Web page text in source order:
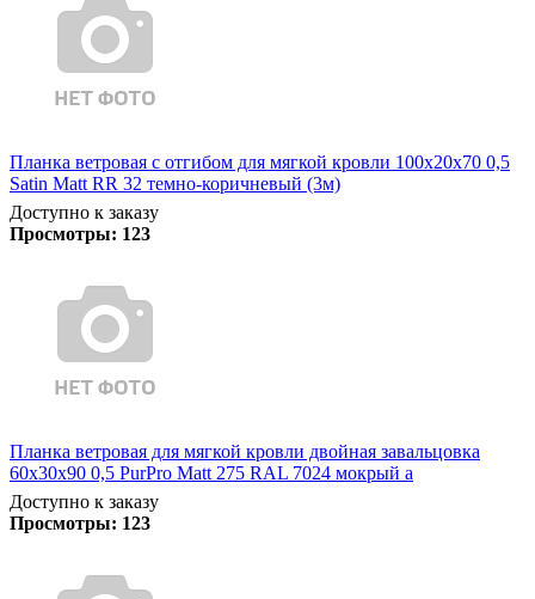
Планка ветровая с отгибом для мягкой кровли 100х20х70 0,5
Satin Matt RR 32 темно-коричневый (3м)
Доступно к заказу
Просмотры: 123
Планка ветровая для мягкой кровли двойная завальцовка
60х30х90 0,5 PurPro Matt 275 RAL 7024 мокрый а
Доступно к заказу
Просмотры: 123